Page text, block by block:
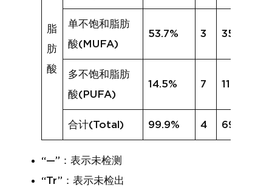
脂
肪
酸
单不饱和脂肪
酸(MUFA)
53.7% 3 35.6%
多不饱和脂肪
酸(PUFA)
14.5% 7 11.0%
合计(Total) 99.9% 4 69.3%
“—”：表示未检测
“Tr”：表示未检出